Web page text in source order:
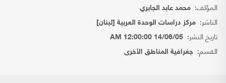
المؤلف: محمد عابد الجابري
الناشر: مركز دراسات الوحدة العربية [لبنان]
تاريخ النشر: 14/06/05 12:00:00 AM
القسم: جغرافية المناطق الأخرى